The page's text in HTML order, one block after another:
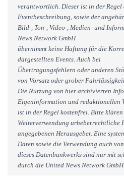
verantwortlich. Dieser ist in der Regel
Eventbeschreibung, sowie der
Bild-, Ton-, Video-, Medien- und
News Network GmbH
übernimmt keine Haftung für die
dargestellten Events. Auch bei
Übertragungsfehlern oder anderen
von Vorsatz oder grober
Die Nutzung von hier archivierten
Eigeninformation und redaktionellen
ist in der Regel kostenfrei. Bitte
Weiterverwendung urheberrechtliche
angegebenen Herausgeber. Eine
Daten sowie die Verwendung auch
dieses Datenbankwerks sind nur mit
durch die United News Network